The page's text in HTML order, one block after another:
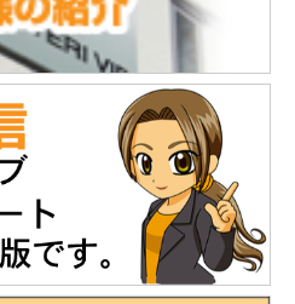
info-eddy-view2.html
らせ
」にご出展されます。
～17時
展示館（名古屋市国際展示場）
委員会
中部HPをご覧ください。